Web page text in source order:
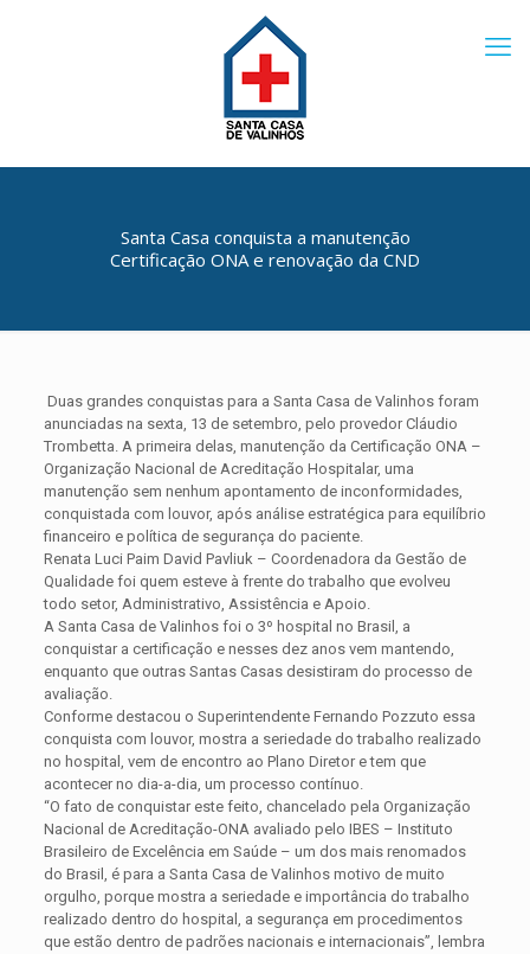
Santa Casa conquista a manutenção
Certificação ONA e renovação da CND
Duas grandes conquistas para a Santa Casa de Valinhos foram
anunciadas na sexta, 13 de setembro, pelo provedor Cláudio
Trombetta. A primeira delas, manutenção da Certificação ONA –
Organização Nacional de Acreditação Hospitalar, uma
manutenção sem nenhum apontamento de inconformidades,
conquistada com louvor, após análise estratégica para equilíbrio
financeiro e política de segurança do paciente.
Renata Luci Paim David Pavliuk – Coordenadora da Gestão de
Qualidade foi quem esteve à frente do trabalho que evolveu
todo setor, Administrativo, Assistência e Apoio.
A Santa Casa de Valinhos foi o 3º hospital no Brasil, a
conquistar a certificação e nesses dez anos vem mantendo,
enquanto que outras Santas Casas desistiram do processo de
avaliação.
Conforme destacou o Superintendente Fernando Pozzuto essa
conquista com louvor, mostra a seriedade do trabalho realizado
no hospital, vem de encontro ao Plano Diretor e tem que
acontecer no dia-a-dia, um processo contínuo.
“O fato de conquistar este feito, chancelado pela Organização
Nacional de Acreditação-ONA avaliado pelo IBES – Instituto
Brasileiro de Excelência em Saúde – um dos mais renomados
do Brasil, é para a Santa Casa de Valinhos motivo de muito
orgulho, porque mostra a seriedade e importância do trabalho
realizado dentro do hospital, a segurança em procedimentos
que estão dentro de padrões nacionais e internacionais”, lembra